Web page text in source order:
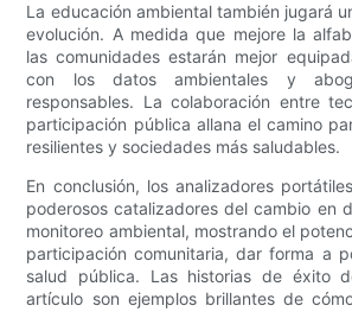
La educación ambiental también jugará
evolución. A medida que mejore la
las comunidades estarán mejor
con los datos ambientales y
responsables. La colaboración entre
participación pública allana el camino
resilientes y sociedades más saludables.
En conclusión, los analizadores
poderosos catalizadores del cambio en
monitoreo ambiental, mostrando el
participación comunitaria, dar forma a
salud pública. Las historias de éxito
artículo son ejemplos brillantes de